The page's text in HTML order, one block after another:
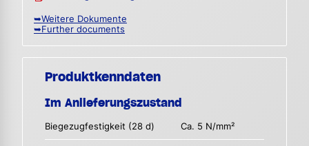
➥Weitere Dokumente
➥Further documents
Produktkenndaten
Im Anlieferungszustand
Biegezugfestigkeit (28 d) Ca. 5 N/mm²